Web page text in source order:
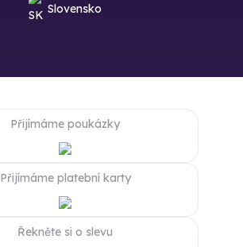
Slovensko
Přijímáme poukázky
Přijímáme platební karty
Řekněte si o slevu